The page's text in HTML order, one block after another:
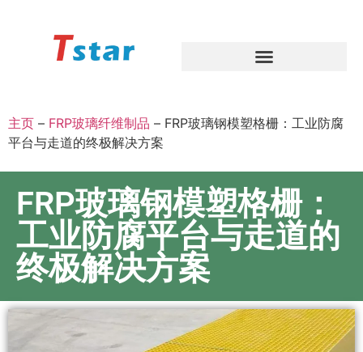
主页 – FRP玻璃纤维制品 – FRP玻璃钢模塑格栅：工业防腐
平台与走道的终极解决方案
FRP玻璃钢模塑格栅：
工业防腐平台与走道的
终极解决方案